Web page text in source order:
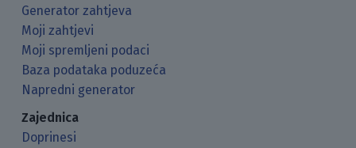
Generator zahtjeva
Moji zahtjevi
Moji spremljeni podaci
Baza podataka poduzeća
Napredni generator
Zajednica
Doprinesi